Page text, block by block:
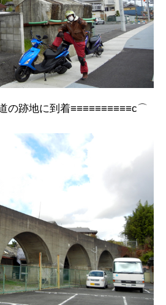
の跡地に到着≡≡≡≡≡≡≡≡≡≡c⌒